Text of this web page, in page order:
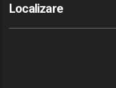
Localizare